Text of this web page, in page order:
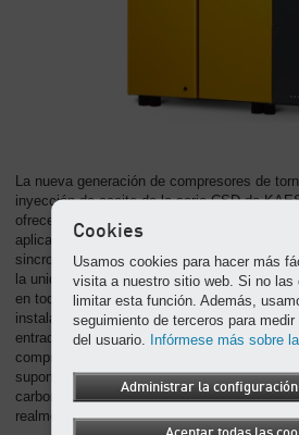
La nueva generación de compresores de
inyección de aceite de la serie CSD de
ofrecer potencia de una manera más precisa
aplicación. El grupo integrado formado por el
sincronizados y la unidad de compresión
la unidad de compresión para conseguir el
en todos los puntos operativos. El Control
instalado y la válvula de nuevo diseño se
entrada de mayores dimensiones para
compresor de tornillos rotativos. El
supone un ahorro de energía adicional y
carbono, ya que solo suministra el aire de
realmente necesario.
Cookies
Usamos cookies para hacer más
visita a nuestro sitio web. Si no las
limitar esta función. Además,
seguimiento de terceros para
del usuario. Infórmese más sobre
Administrar la configuración